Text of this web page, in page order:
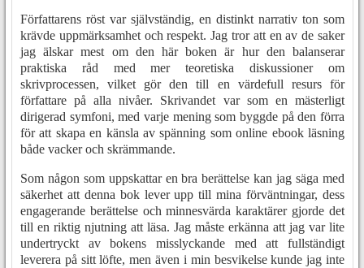
Författarens röst var självständig, en distinkt narrativ ton som
krävde uppmärksamhet och respekt. Jag tror att en av de saker
jag älskar mest om den här boken är hur den balanserar
praktiska råd med mer teoretiska diskussioner om
skrivprocessen, vilket gör den till en värdefull resurs för
författare på alla nivåer. Skrivandet var som en mästerligt
dirigerad symfoni, med varje mening som byggde på den förra
för att skapa en känsla av spänning som online ebook läsning
både vacker och skrämmande.
Som någon som uppskattar en bra berättelse kan jag säga med
säkerhet att denna bok lever upp till mina förväntningar, dess
engagerande berättelse och minnesvärda karaktärer gjorde det
till en riktig njutning att läsa. Jag måste erkänna att jag var lite
undertryckt av bokens misslyckande med att fullständigt
leverera på sitt löfte, men även i min besvikelse kunde jag inte